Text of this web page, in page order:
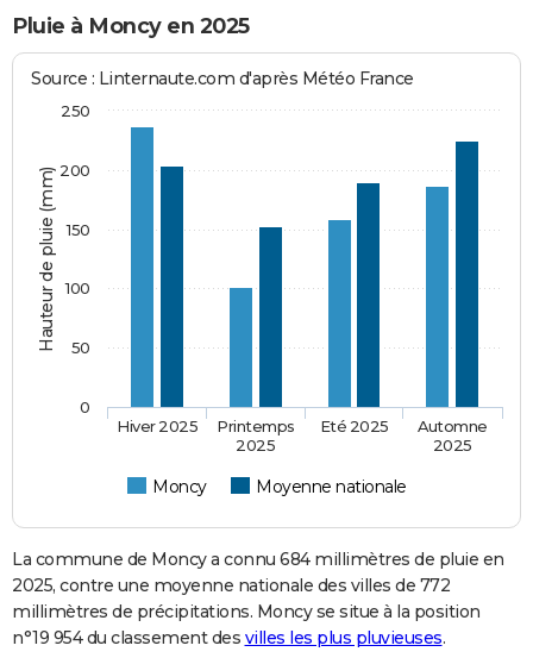
Pluie à Moncy en 2025
Hauteur de pluie (mm)
Source : Linternaute.com d'après Météo France
Moncy Moyenne nationale
Hiver 2025
Printemps
2025
Eté 2025
Automne
2025
0
50
100
150
200
250
La commune de Moncy a connu 684 millimètres de pluie en
2025, contre une moyenne nationale des villes de 772
millimètres de précipitations. Moncy se situe à la position
n°19 954 du classement des villes les plus pluvieuses.